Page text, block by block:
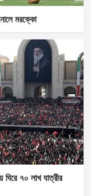
মরক্কো
ঘিরে ৭০ লাখ যাত্রীর